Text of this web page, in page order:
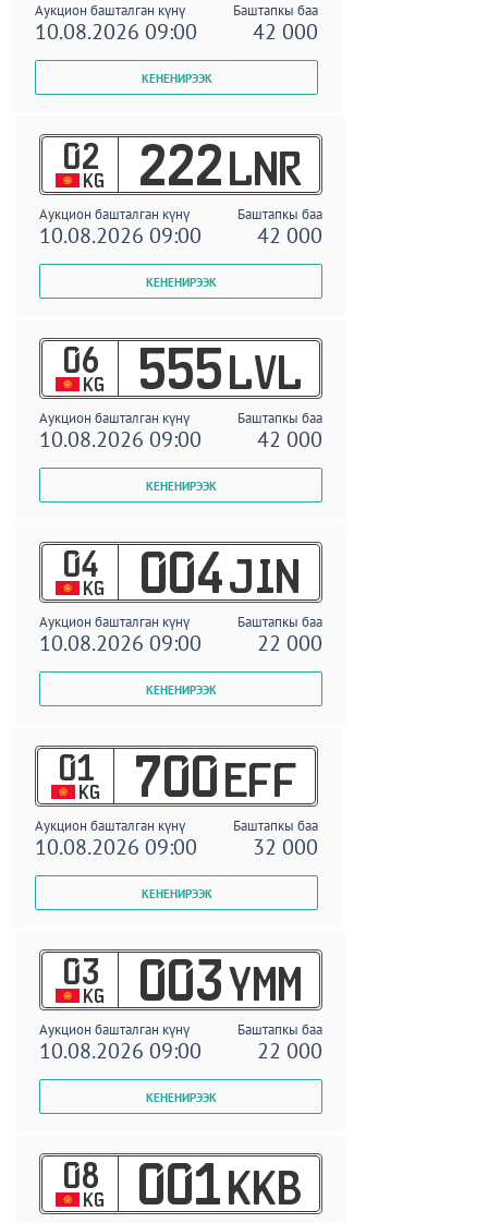
Аукцион башталган күнү Баштапкы баа
10.08.2026 09:00 42 000
02
KG 222 LNR
Аукцион башталган күнү Баштапкы баа
10.08.2026 09:00 42 000
06
KG 555 LVL
Аукцион башталган күнү Баштапкы баа
10.08.2026 09:00 42 000
04
KG 004 JIN
Аукцион башталган күнү Баштапкы баа
10.08.2026 09:00 22 000
01
KG 700 EFF
Аукцион башталган күнү Баштапкы баа
10.08.2026 09:00 32 000
03
KG 003 YMM
Аукцион башталган күнү Баштапкы баа
10.08.2026 09:00 22 000
08
KG 001 KKB